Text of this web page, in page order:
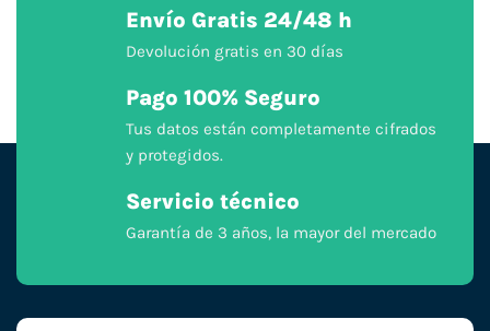
Envío Gratis 24/48 h
Devolución gratis en 30 días
Pago 100% Seguro
Tus datos están completamente cifrados
y protegidos.
Servicio técnico
Garantía de 3 años, la mayor del mercado